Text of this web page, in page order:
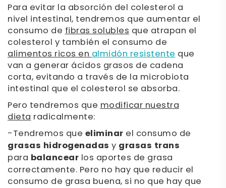
Para evitar la absorción del colesterol a
nivel intestinal, tendremos que aumentar el
consumo defibras solubles que atrapan el
colesterol y también el consumo de
alimentos ricos enalmidón resistenteque
van a generar ácidos grasos de cadena
corta, evitando a través de la microbiota
intestinal que el colesterol se absorba.
Pero tendremos quemodificar nuestra
dietaradicalmente:
-Tendremos que eliminar el consumo de
grasas hidrogenadas y grasas trans
para balancear los aportes de grasa
correctamente. Pero no hay que reducir el
consumo de grasa buena, si no que hay que